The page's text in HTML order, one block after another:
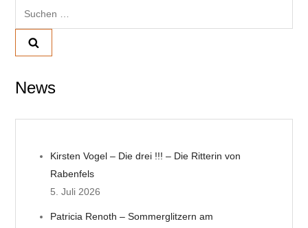
r
a
g
News
Kirsten Vogel – Die drei !!! – Die Ritterin von
Rabenfels
5. Juli 2026
Patricia Renoth – Sommerglitzern am